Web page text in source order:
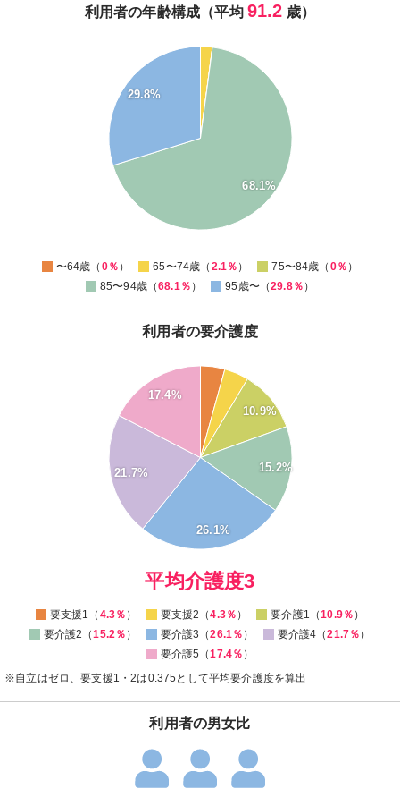
利用者の年齢構成（平均 91.2 歳）
68.1%
29.8%
〜64歳（ 0％ ） 65〜74歳（ 2.1％ ） 75〜84歳（ 0％ ）
85〜94歳（68.1％ ） 95歳〜（29.8％ ）
利用者の要介護度
10.9%
15.2%
26.1%
21.7%
17.4%
0
平均介護度3
要支援1（ 4.3％ ） 要支援2（4.3％ ） 要介護1（10.9％ ）
要介護2（15.2％ ） 要介護3（26.1％ ） 要介護4（21.7％ ）
要介護5（17.4％ ）
※自立はゼロ、要支援1・2は0.375として平均要介護度を算出
利用者の男女比